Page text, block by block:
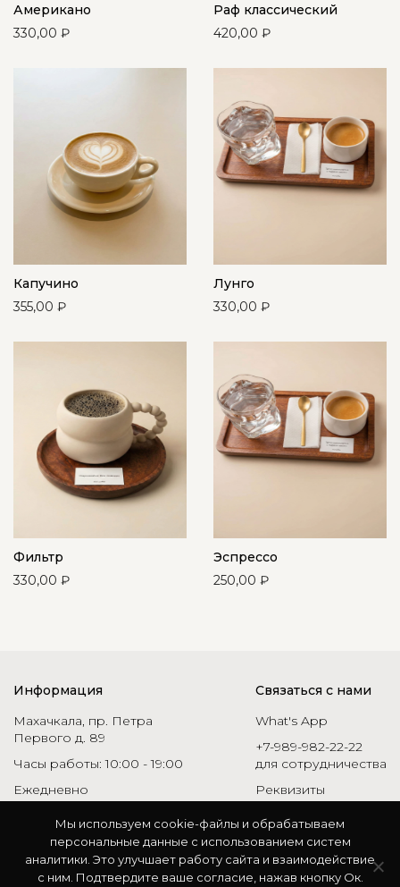
Американо
330,00 ₽
Раф классический
420,00 ₽
Капучино
355,00 ₽
Лунго
330,00 ₽
Фильтр
330,00 ₽
Эспрессо
250,00 ₽
Информация
Махачкала, пр. Петра
Первого д. 89
Часы работы: 10:00 - 19:00
Ежедневно
Связаться с нами
What's App
+7-989-982-22-22
для сотрудничества
Реквизиты
© 2026 | Все права защищены RU
EN
Мы используем cookie-файлы и обрабатываем
персональные данные с использованием систем
аналитики. Это улучшает работу сайта и взаимодействие
с ним. Подтвердите ваше согласие, нажав кнопку Ок.